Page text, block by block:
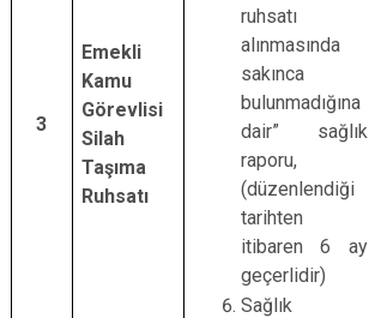
3
Emekli
Kamu
Görevlisi
Silah
Taşıma
Ruhsatı
ruhsatı
alınmasında
sakınca
bulunmadığına
dair” sağlık
raporu,
(düzenlendiği
tarihten
itibaren 6 ay
geçerlidir)
Sağlık